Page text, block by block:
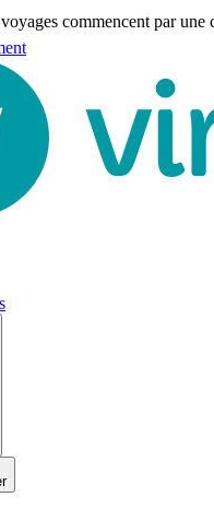
commencent par une